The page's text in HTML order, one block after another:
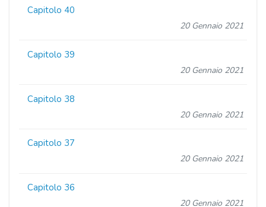
Capitolo 40
20 Gennaio 2021
Capitolo 39
20 Gennaio 2021
Capitolo 38
20 Gennaio 2021
Capitolo 37
20 Gennaio 2021
Capitolo 36
20 Gennaio 2021